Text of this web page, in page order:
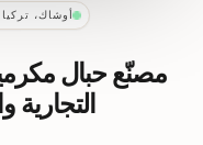
أوشاك،
مصنّع حبال
التجارية